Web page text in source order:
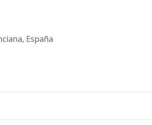
España